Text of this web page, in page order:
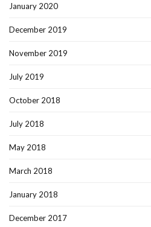
January 2020
December 2019
November 2019
July 2019
October 2018
July 2018
May 2018
March 2018
January 2018
December 2017